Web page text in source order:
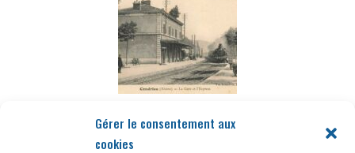
Gérer le consentement aux
cookies
aux vins d’Ampuis